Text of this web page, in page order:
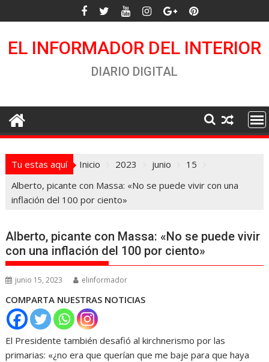
al
EL INFORMADOR DEL INTERIOR
DIARIO DIGITAL
Tu estas aquí Inicio 2023 junio
15
Alberto, picante con Massa: «No se puede vivir con una
inflación del 100 por ciento»
Alberto, picante con Massa: «No se puede vivir
con una inflación del 100 por ciento»
junio 15, 2023 elinformador
COMPARTA NUESTRAS NOTICIAS
El Presidente también desafió al kirchnerismo por las
primarias: «¿no era que querían que me baje para que haya